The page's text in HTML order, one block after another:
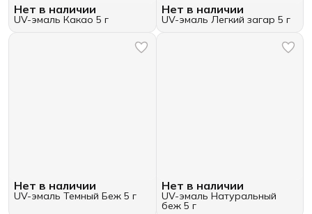
Нет в наличии
UV-эмаль Какао 5 г
Нет в наличии
UV-эмаль Легкий загар 5 г
Нет в наличии
UV-эмаль Темный Беж 5 г
Нет в наличии
UV-эмаль Натуральный
беж 5 г